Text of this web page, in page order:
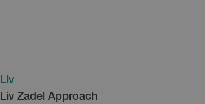
Liv
Liv Zadel Approach